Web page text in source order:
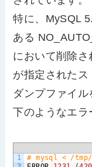
特に、MySQL
ある
において削除
が指定されたス
ダンプファイ
下のようなエラ
1
# mysql < /tmp/